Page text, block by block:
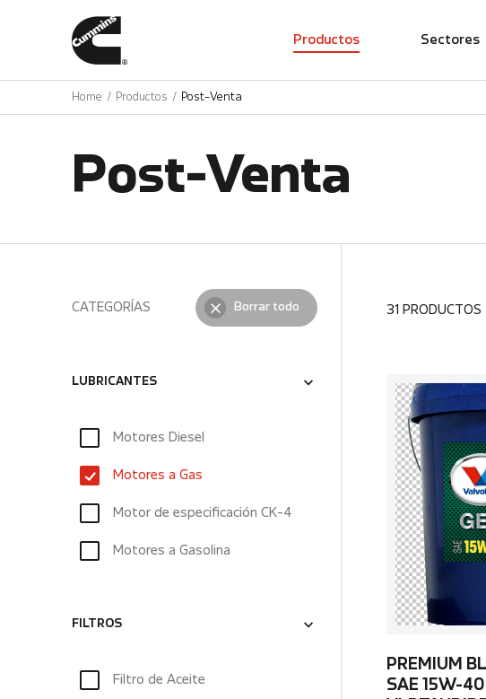
Productos Sectores
Home Productos Post-Venta
Post-Venta
CATEGORÍAS Borrar todo
LUBRICANTES
Motores Diesel
Motores a Gas
Motor de especificación CK-4
Motores a Gasolina
FILTROS
Filtro de Aceite
31 PRODUCTOS
PREMIUM
SAE 15W-40